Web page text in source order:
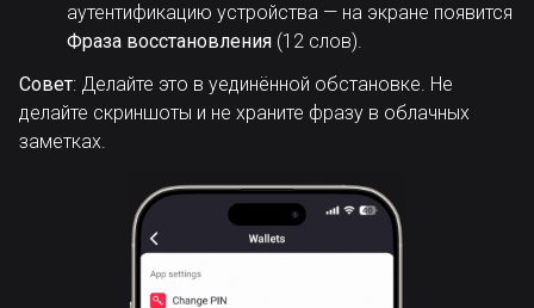
аутентификацию устройства — на экране появится
Фраза восстановления (12 слов).
Совет: Делайте это в уединённой обстановке. Не
делайте скриншоты и не храните фразу в облачных
заметках.